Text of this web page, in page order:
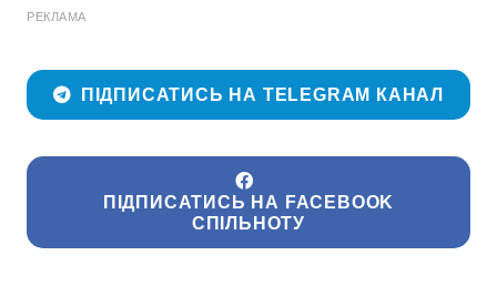
РЕКЛАМА
ПІДПИСАТИСЬ НА TELEGRAM КАНАЛ
ПІДПИСАТИСЬ НА FACEBOOK
СПІЛЬНОТУ